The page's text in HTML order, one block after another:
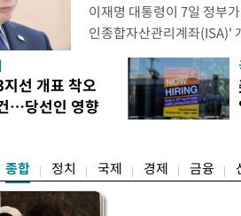
이재명 대통령이 7일 정부
인종합자산관리계좌(ISA)'
안'을 전면 재검토 할 것을
들과의 상황 점검 회의에서
지법안을 둘러싼 투자자들
았다. 이 자리에서 이 대통
선 개표 착오
…당선인 영향
종합 정치 국제 경제 금융